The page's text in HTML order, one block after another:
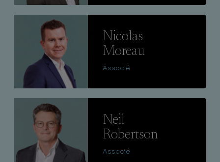
Nicolas
Moreau
Associé
Neil
Robertson
Associé